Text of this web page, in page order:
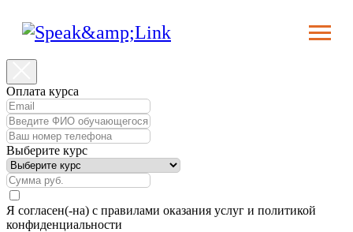
Оплата курса
Выберите курс
Я согласен(-на) с правилами оказания услуг и политикой
конфиденциальности